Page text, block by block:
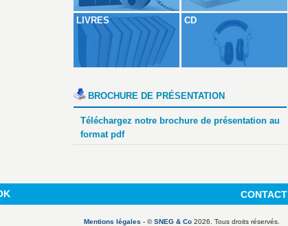
LIVRES CD
BROCHURE DE PRÉSENTATION
Téléchargez notre brochure de présentation au
format pdf
CONTACT
Mentions légales - ©SNEG & Co 2026. Tous droits réservés.